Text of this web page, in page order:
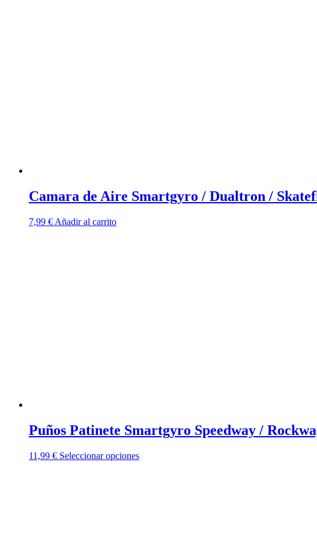
Camara de Aire Smartgyro / Dualtron /
7,99 € Añadir al carrito
Puños Patinete Smartgyro Speedway /
11,99 € Seleccionar opcionesEste